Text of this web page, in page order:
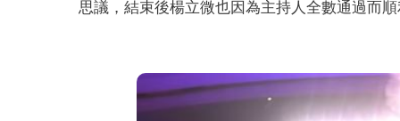
思議，結束後楊立微也因為主持人全數通過而